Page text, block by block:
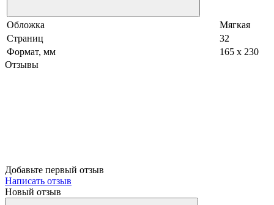
Обложка
Мягкая
Страниц
32
Формат, мм
165 х 230
Отзывы
Добавьте первый отзыв
Написать отзыв
Новый отзыв